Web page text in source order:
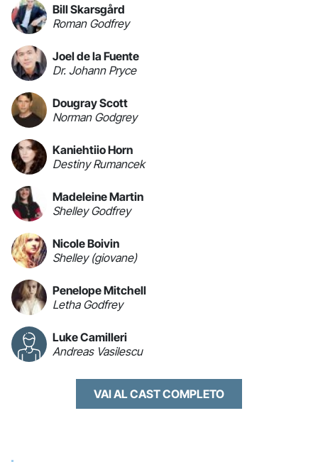
Bill Skarsgård
Roman Godfrey
Joel de la Fuente
Dr. Johann Pryce
Dougray Scott
Norman Godgrey
Kaniehtiio Horn
Destiny Rumancek
Madeleine Martin
Shelley Godfrey
Nicole Boivin
Shelley (giovane)
Penelope Mitchell
Letha Godfrey
Luke Camilleri
Andreas Vasilescu
VAI AL CAST COMPLETO